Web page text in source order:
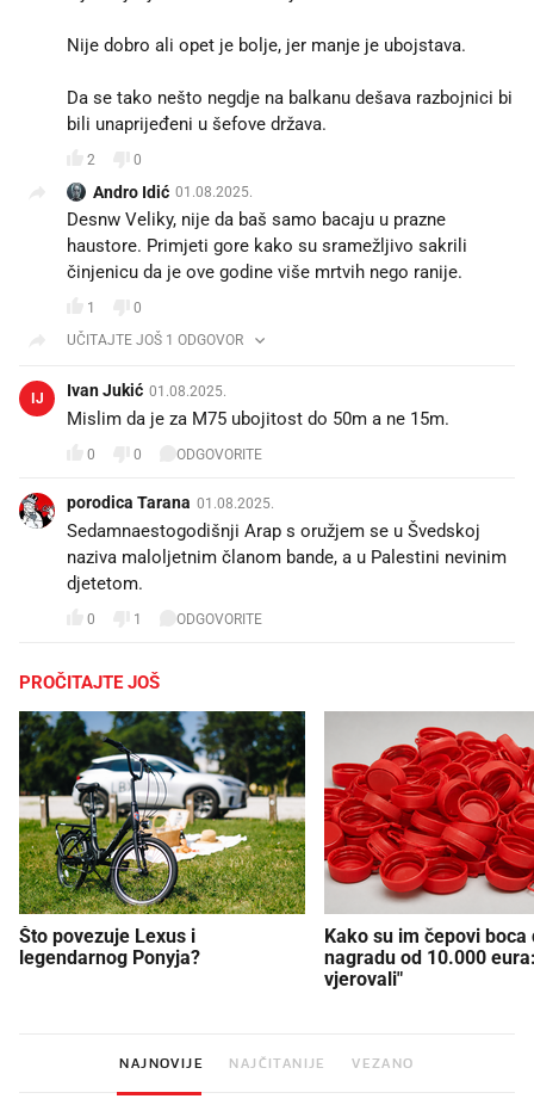
Nije dobro ali opet je bolje, jer manje je ubojstava.
Da se tako nešto negdje na balkanu dešava razbojnici bi
bili unaprijeđeni u šefove država.
2 0
Andro Idić 01.08.2025.
Desnw Veliky, nije da baš samo bacaju u prazne
haustore. Primjeti gore kako su sramežljivo sakrili
činjenicu da je ove godine više mrtvih nego ranije.
1
0
UČITAJTE JOŠ 1 ODGOVOR
IJ Ivan Jukić 01.08.2025.
Mislim da je za M75 ubojitost do 50m a ne 15m.
0 0 ODGOVORITE
porodica Tarana 01.08.2025.
Sedamnaestogodišnji Arap s oružjem se u Švedskoj
naziva maloljetnim članom bande, a u Palestini nevinim
djetetom.
0 1 ODGOVORITE
PROČITAJTE JOŠ
Što povezuje Lexus i
legendarnog Ponyja?
Kako su im čepovi boca
nagradu od 10.000
vjerovali"
NAJNOVIJE NAJČITANIJE VEZANO